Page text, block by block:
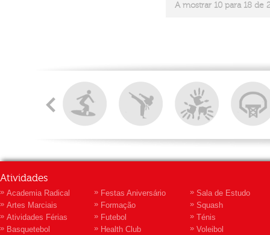
A mostrar 10 para 18 de
Atividades
» Academia Radical
» Artes Marciais
» Atividades Férias
» Basquetebol
» Festas Aniversário
» Formação
» Futebol
» Health Club
» Sala de Estudo
» Squash
» Ténis
» Voleibol